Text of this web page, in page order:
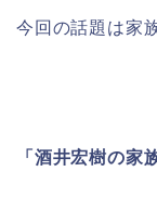
今回の話題は家
「酒井宏樹の家